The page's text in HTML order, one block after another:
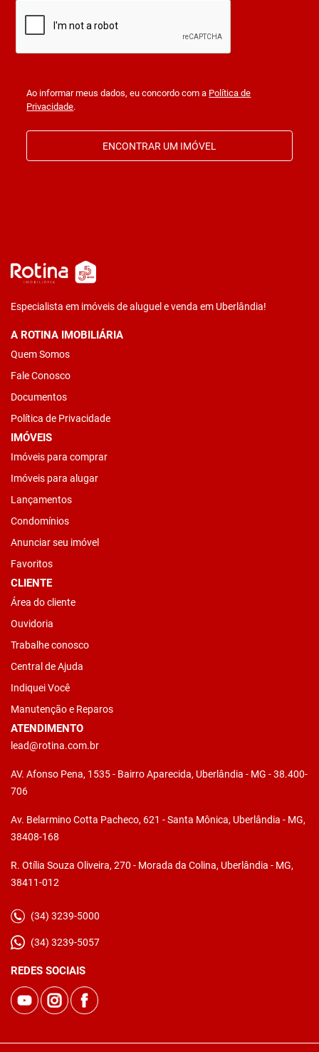
Ao informar meus dados, eu concordo com a Política de
Privacidade.
ENCONTRAR UM IMÓVEL
Especialista em imóveis de aluguel e venda em Uberlândia!
A ROTINA IMOBILIÁRIA
Quem Somos
Fale Conosco
Documentos
Política de Privacidade
IMÓVEIS
Imóveis para comprar
Imóveis para alugar
Lançamentos
Condomínios
Anunciar seu imóvel
Favoritos
CLIENTE
Área do cliente
Ouvidoria
Trabalhe conosco
Central de Ajuda
Indiquei Você
Manutenção e Reparos
ATENDIMENTO
lead@rotina.com.br
AV. Afonso Pena, 1535 - Bairro Aparecida, Uberlândia - MG - 38.400-
706
Av. Belarmino Cotta Pacheco, 621 - Santa Mônica, Uberlândia - MG,
38408-168
R. Otília Souza Oliveira, 270 - Morada da Colina, Uberlândia - MG,
38411-012
(34) 3239-5000
(34) 3239-5057
REDES SOCIAIS